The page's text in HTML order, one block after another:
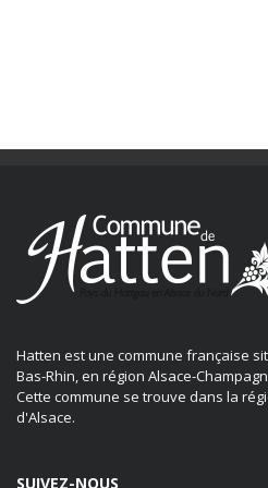
Hatten est une commune française
Bas-Rhin, en région Alsace-
Cette commune se trouve dans la
d'Alsace.
SUIVEZ-NOUS